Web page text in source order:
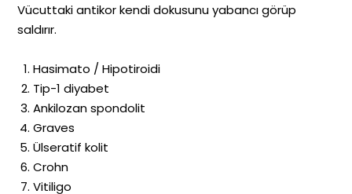
Vücuttaki antikor kendi dokusunu yabancı görüp
saldırır.
Hasimato / Hipotiroidi
Tip-1 diyabet
Ankilozan spondolit
Graves
Ülseratif kolit
Crohn
Vitiligo